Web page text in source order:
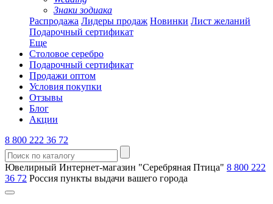
Знаки зодиака
Распродажа Лидеры продаж Новинки Лист желаний
Подарочный сертификат
Еще
Столовое серебро
Подарочный сертификат
Продажи оптом
Условия покупки
Отзывы
Блог
Акции
8 800 222 36 72
Ювелирный Интернет-магазин "Серебряная Птица" 8 800 222
36 72 Россия пункты выдачи вашего города